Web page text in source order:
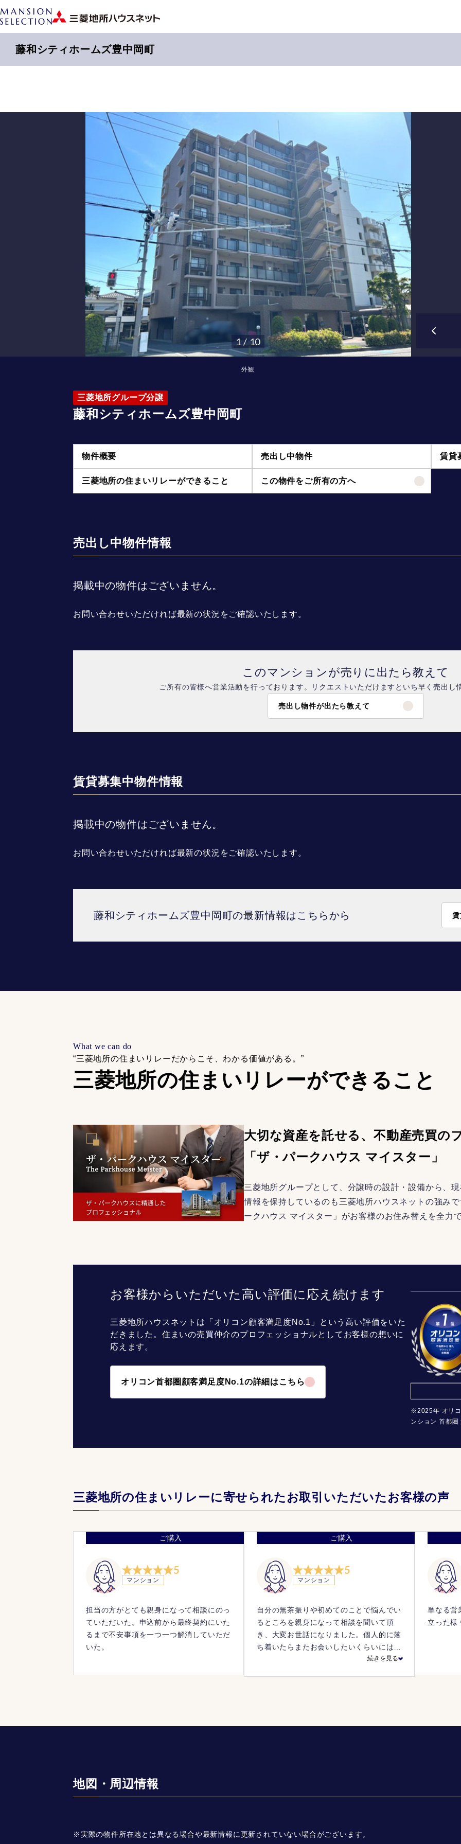
藤和シティホームズ豊中岡町
外観
1 / 10
三菱地所グループ分譲
藤和シティホームズ豊中岡町
物件概要 売出し中物件 賃貸
三菱地所の住まいリレーができること この物件をご所有の方へ
売出し中物件情報
掲載中の物件はございません。
お問い合わせいただければ最新の状況をご確認いたします。
このマンションが売りに出たら教えて
ご所有の皆様へ営業活動を行っております。リクエストいただけますといち早く売出し
売出し物件が出たら教えて
賃貸募集中物件情報
掲載中の物件はございません。
お問い合わせいただければ最新の状況をご確認いたします。
藤和シティホームズ豊中岡町の最新情報はこちらから
What we can do
“三菱地所の住まいリレーだからこそ、 わかる価値がある。”
三菱地所の住まいリレーができること
大切な資産を託せる、不動産売買の
「ザ・パークハウス マイスター」
三菱地所グループとして、分譲時の設計・設備から、
情報を保持しているのも三菱地所ハウスネットの強み
ークハウス マイスター」がお客様のお住み替えを全力
お客様からいただいた高い評価に応え続けます
三菱地所ハウスネットは「オリコン顧客満足度No.1」という高い評価をいた
だきました。住まいの売買仲介のプロフェッショナルとしてお客様の想いに
応えます。
オリコン首都圏顧客満足度No.1の詳細はこちら
※2025年 オリ
ンション 首都圏
三菱地所の住まいリレーに寄せられたお取引いただいたお客様の声
ご購入
5
マンション
担当の方がとても親身になって相談にのっ
ていただいた。申込前から最終契約にいた
るまで不安事項を一つ一つ解消していただ
いた。
ご購入
5
マンション
自分の無茶振りや初めてのことで悩んでい
るところを親身になって相談を聞いて頂
き、大変お世話になりました。個人的に落
ち着いたらまたお会いしたいくらいには信
続きを見る
単なる営
立った様
地図・周辺情報
※実際の物件所在地とは異なる場合や最新情報に更新されていない場合がございます。